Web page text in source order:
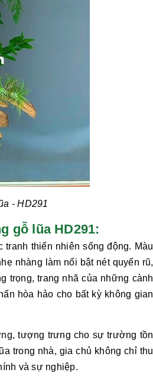
- HD291
gỗ lũa HD291:
tranh thiến nhiên sống động. Màu
nhàng làm nổi bật nét quyến rũ,
trọng, trang nhã của những cành
hòa hảo cho bất kỳ không gian
tượng trưng cho sự trường tồn
trong nhà, gia chủ không chỉ thu
và sự nghiệp.